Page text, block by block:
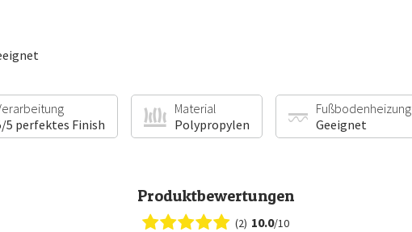
5 perfektes Finish
Material
Polypropylen
Fußbodenheizung
Geeignet
Produktbewertungen
(2) 10.0/10